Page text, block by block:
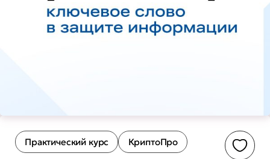
Практический курс КриптоПро